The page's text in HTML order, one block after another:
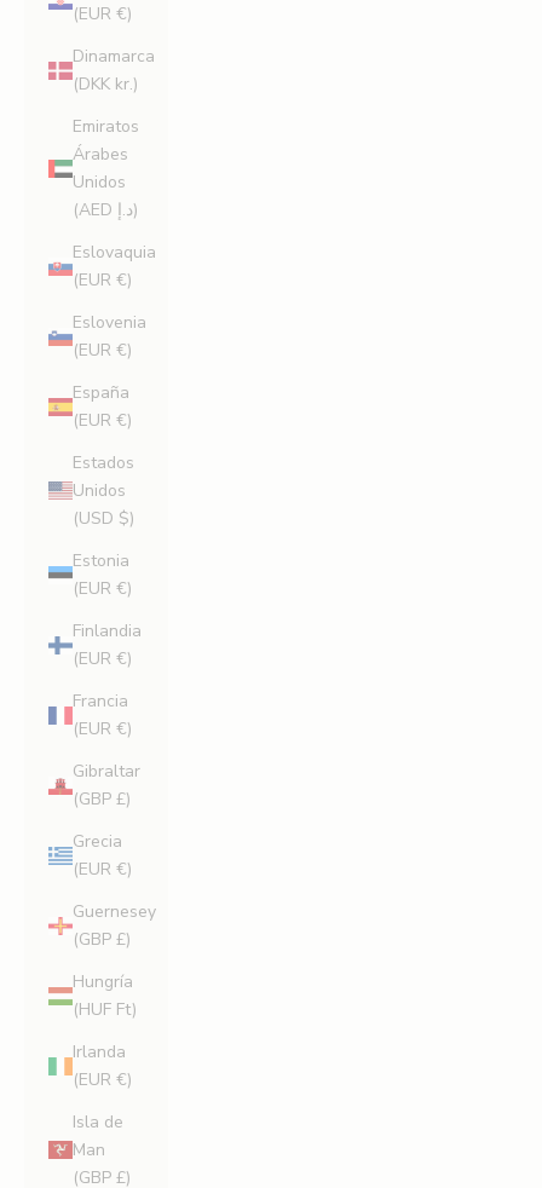
(EUR €)
Dinamarca
(DKK kr.)
Emiratos
Árabes
Unidos
(AED د.إ)
Eslovaquia
(EUR €)
Eslovenia
(EUR €)
España
(EUR €)
Estados
Unidos
(USD $)
Estonia
(EUR €)
Finlandia
(EUR €)
Francia
(EUR €)
Gibraltar
(GBP £)
Grecia
(EUR €)
Guernesey
(GBP £)
Hungría
(HUF Ft)
Irlanda
(EUR €)
Isla de
Man
(GBP £)